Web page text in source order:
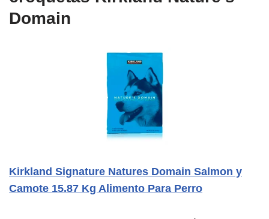
Domain
Kirkland Signature Natures Domain Salmon y
Camote 15.87 Kg Alimento Para Perro